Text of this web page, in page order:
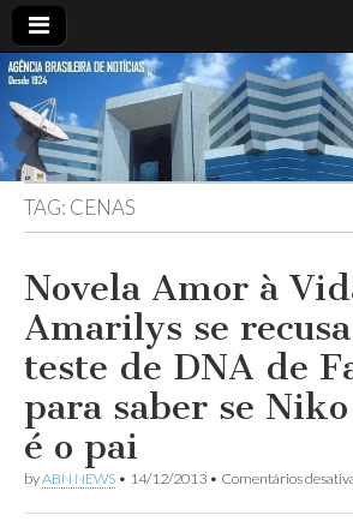
ABN
AGÊNCIA
DE
NOTÍCIAS
DESDE
1924
TAG: CENAS
Novela Amor à
Amarilys se
teste de DNA de
para saber se
é o pai
byABN NEWS • 14/12/2013 • Comentários